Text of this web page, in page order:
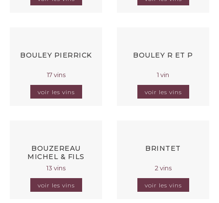
BOULEY PIERRICK
17 vins
voir les vins
BOULEY R ET P
1 vin
voir les vins
BOUZEREAU
MICHEL & FILS
13 vins
voir les vins
BRINTET
2 vins
voir les vins